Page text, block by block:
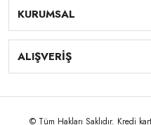
KURUMSAL
ALIŞVERİŞ
© Tüm Hakları Saklıdır. Kredi